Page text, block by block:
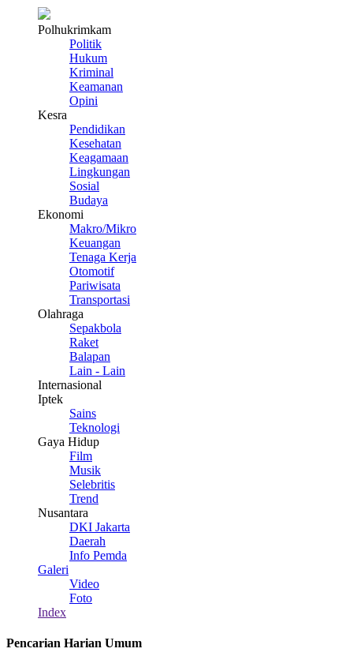
Polhukrimkam
Politik
Hukum
Kriminal
Keamanan
Opini
Kesra
Pendidikan
Kesehatan
Keagamaan
Lingkungan
Sosial
Budaya
Ekonomi
Makro/Mikro
Keuangan
Tenaga Kerja
Otomotif
Pariwisata
Transportasi
Olahraga
Sepakbola
Raket
Balapan
Lain - Lain
Internasional
Iptek
Sains
Teknologi
Gaya Hidup
Film
Musik
Selebritis
Trend
Nusantara
DKI Jakarta
Daerah
Info Pemda
Galeri
Video
Foto
Index
Pencarian Harian Umum